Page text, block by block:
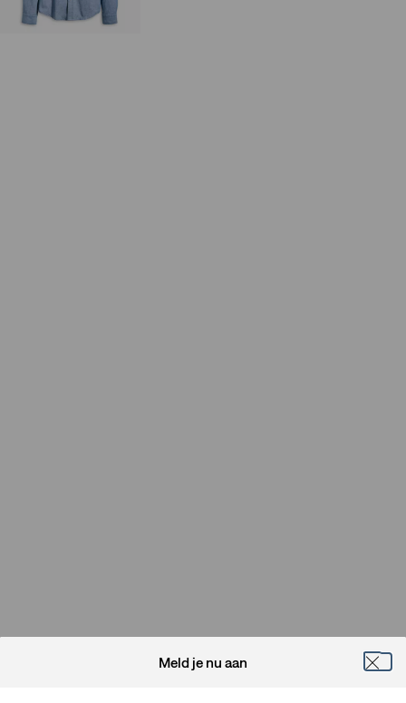
laagste 30-dagenprijs
(€ 42,00)
Meld je nu aan